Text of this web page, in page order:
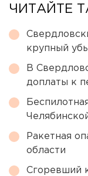
ЧИТАЙТЕ
крупный
В
доплаты к
Ракетная
области
Сгоревший